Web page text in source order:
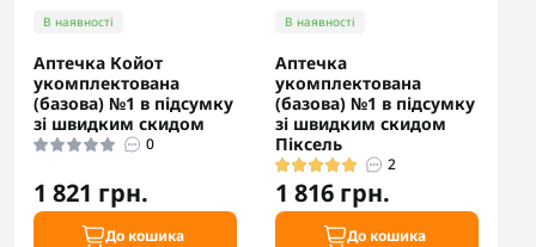
В наявності
Аптечка Койот
укомплектована
(базова) №1 в підсумку
зі швидким скидом
0
1 821 грн.
До кошика
В наявності
Аптечка
укомплектована
(базова) №1 в підсумку
зі швидким скидом
Піксель
2
1 816 грн.
До кошика